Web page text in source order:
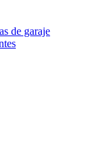
de garaje